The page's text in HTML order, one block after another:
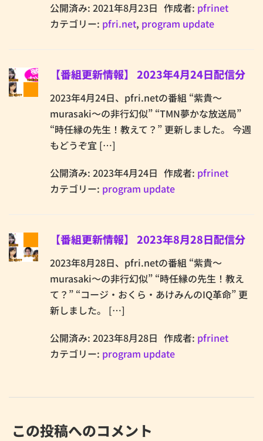
公開済み: 2021年8月23日 作成者: pfrinet
カテゴリー: pfri.net, program update
【番組更新情報】 2023年4月24日配信分
2023年4月24日、pfri.netの番組 “紫貴～
murasaki～の非行幻似” “TMN夢かな放送局”
“時任縁の先生！教えて？” 更新しました。 今週
もどうぞ宜 […]
公開済み: 2023年4月24日 作成者: pfrinet
カテゴリー: program update
【番組更新情報】 2023年8月28日配信分
2023年8月28日、pfri.netの番組 “紫貴～
murasaki～の非行幻似” “時任縁の先生！教え
て？” “コージ・おくら・あけみんのIQ革命” 更
新しました。 […]
公開済み: 2023年8月28日 作成者: pfrinet
カテゴリー: program update
この投稿へのコメント